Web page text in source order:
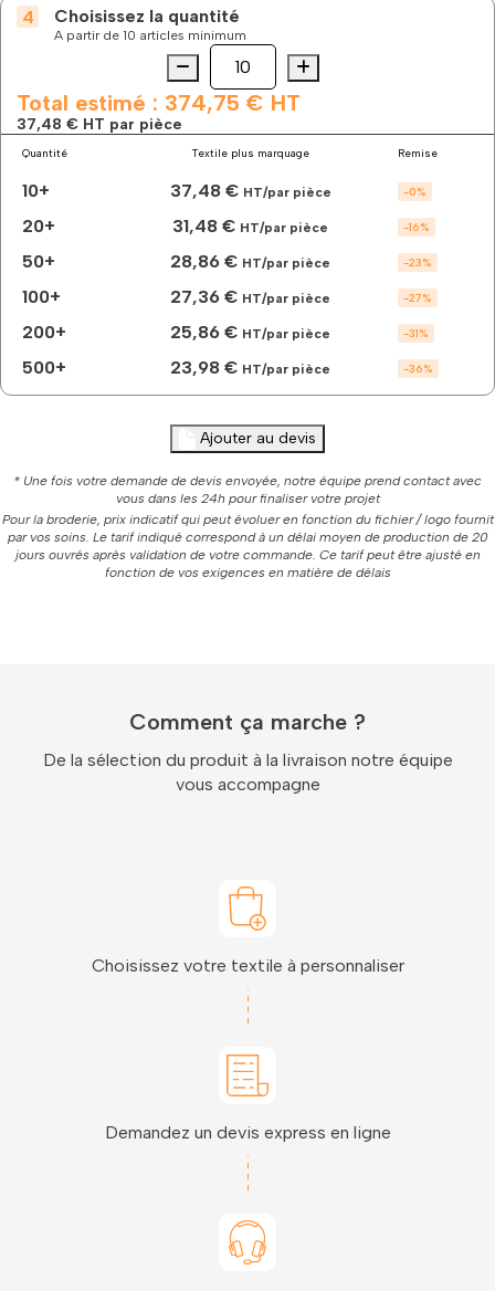
Choisissez la quantité
A partir de 10 articles minimum
Quantité
quantité
Le
sweat
de
sport
capuche
bicolore
personnaliser
Total estimé : 374,75 € HT
37,48 € HT par pièce
Quantité Textile plus marquage Remise
10+ 37,48 € HT/par pièce -0%
20+ 31,48 € HT/par pièce -16%
50+ 28,86 € HT/par pièce -23%
100+ 27,36 € HT/par pièce -27%
200+ 25,86 € HT/par pièce -31%
500+ 23,98 € HT/par pièce -36%
Ajouter au devis
* Une fois votre demande de devis envoyée, notre équipe prend contact avec
vous dans les 24h pour finaliser votre projet
Pour la broderie, prix indicatif qui peut évoluer en fonction du fichier / logo fournit
par vos soins. Le tarif indiqué correspond à un délai moyen de production de 20
jours ouvrés après validation de votre commande. Ce tarif peut être ajusté en
fonction de vos exigences en matière de délais
Comment ça marche ?
De la sélection du produit à la livraison notre équipe
vous accompagne
Choisissez votre textile à personnaliser
Demandez un devis express en ligne